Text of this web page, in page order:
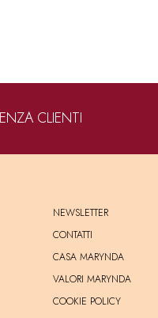
CLIENTI
NEWSLETTER
CONTATTI
CASA MARYNDA
VALORI MARYNDA
COOKIE POLICY